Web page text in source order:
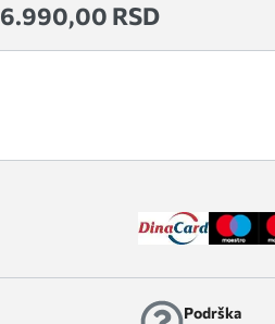
6.990,00 RSD
Podrška